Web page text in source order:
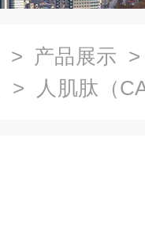
> 产品展示
> 人肌肽（